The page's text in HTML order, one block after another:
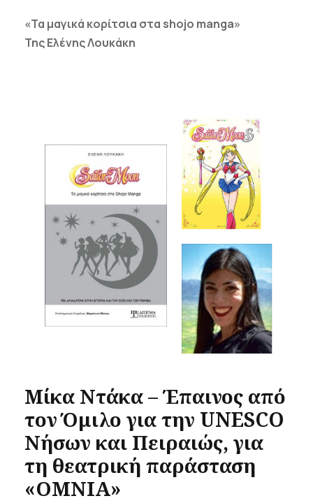
«Τα μαγικά κορίτσια στα shojo manga»
Της Ελένης Λουκάκη
Μίκα Ντάκα – Έπαινος από
τον Όμιλο για την UNESCO
Νήσων και Πειραιώς, για
τη θεατρική παράσταση
«ΟΜΝΙΑ»